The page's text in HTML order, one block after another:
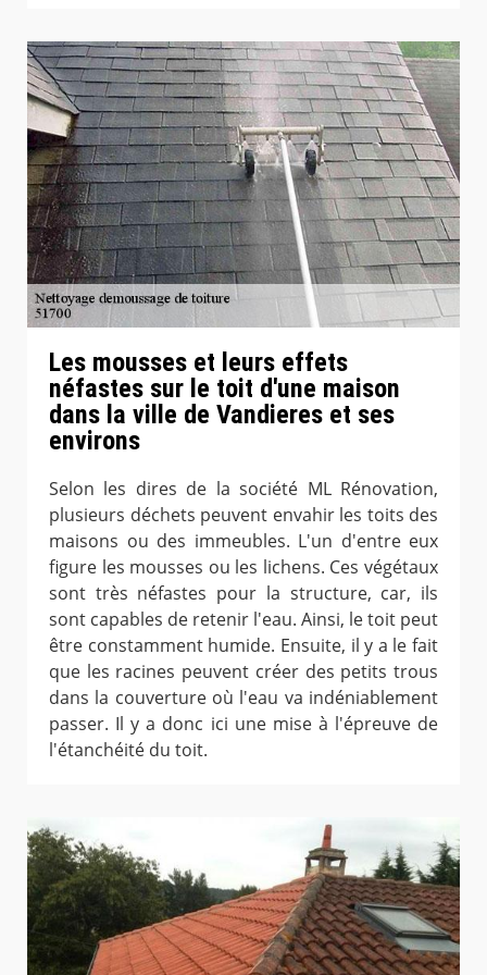
Les mousses et leurs effets
néfastes sur le toit d'une maison
dans la ville de Vandieres et ses
environs
Selon les dires de la société ML Rénovation,
plusieurs déchets peuvent envahir les toits des
maisons ou des immeubles. L'un d'entre eux
figure les mousses ou les lichens. Ces végétaux
sont très néfastes pour la structure, car, ils
sont capables de retenir l'eau. Ainsi, le toit peut
être constamment humide. Ensuite, il y a le fait
que les racines peuvent créer des petits trous
dans la couverture où l'eau va indéniablement
passer. Il y a donc ici une mise à l'épreuve de
l'étanchéité du toit.